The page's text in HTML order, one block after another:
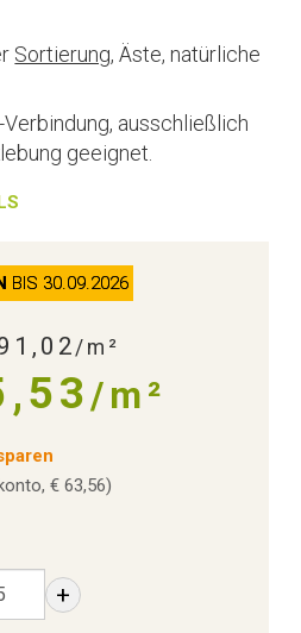
Sortierung, Äste, natürliche
ausschließlich
geeignet.
BIS 30.09.2026
/m²
/m²
€ 63,56)
+